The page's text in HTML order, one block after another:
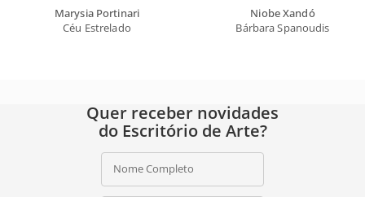
Marysia Portinari
Céu Estrelado
Niobe Xandó
Bárbara Spanoudis
Quer receber novidades
do Escritório de Arte?
Nome Completo